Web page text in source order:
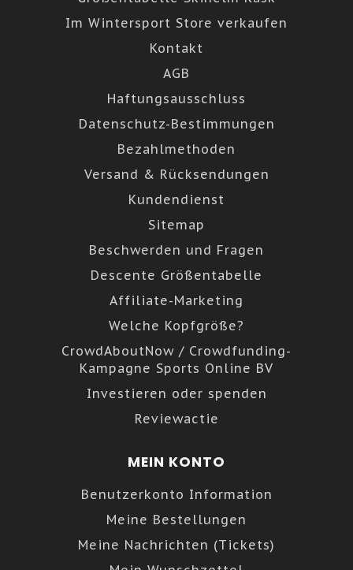
Im Wintersport Store verkaufen
Kontakt
AGB
Haftungsausschluss
Datenschutz-Bestimmungen
Bezahlmethoden
Versand & Rücksendungen
Kundendienst
Sitemap
Beschwerden und Fragen
Descente Größentabelle
Affiliate-Marketing
Welche Kopfgröße?
CrowdAboutNow / Crowdfunding-
Kampagne Sports Online BV
Investieren oder spenden
Reviewactie
MEIN KONTO
Benutzerkonto Information
Meine Bestellungen
Meine Nachrichten (Tickets)